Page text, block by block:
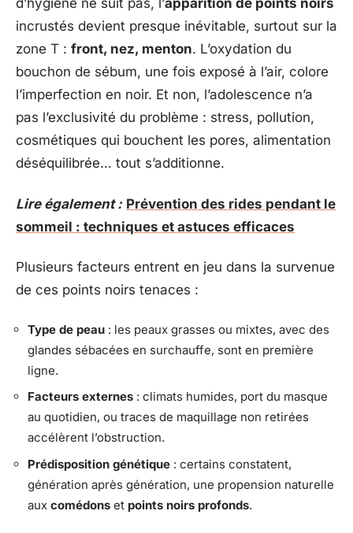
d’hygiène ne suit pas, l’apparition de points noirs
incrustés devient presque inévitable, surtout sur la
zone T : front, nez, menton. L’oxydation du
bouchon de sébum, une fois exposé à l’air, colore
l’imperfection en noir. Et non, l’adolescence n’a
pas l’exclusivité du problème : stress, pollution,
cosmétiques qui bouchent les pores, alimentation
déséquilibrée… tout s’additionne.
Lire également : Prévention des rides pendant le
sommeil : techniques et astuces efficaces
Plusieurs facteurs entrent en jeu dans la survenue
de ces points noirs tenaces :
Type de peau : les peaux grasses ou mixtes, avec des
glandes sébacées en surchauffe, sont en première
ligne.
Facteurs externes : climats humides, port du masque
au quotidien, ou traces de maquillage non retirées
accélèrent l’obstruction.
Prédisposition génétique : certains constatent,
génération après génération, une propension naturelle
aux comédons et points noirs profonds.